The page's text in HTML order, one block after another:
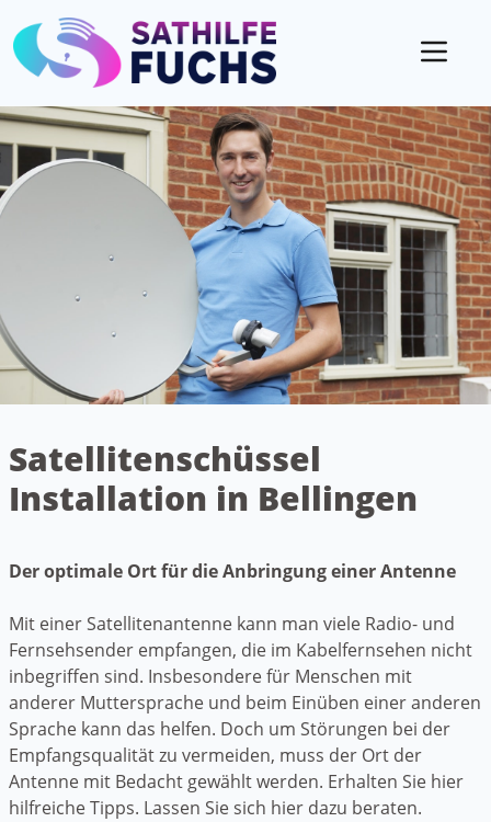
Satellitenschüssel
Installation in Bellingen
Der optimale Ort für die Anbringung einer Antenne
Mit einer Satellitenantenne kann man viele Radio- und
Fernsehsender empfangen, die im Kabelfernsehen nicht
inbegriffen sind. Insbesondere für Menschen mit
anderer Muttersprache und beim Einüben einer anderen
Sprache kann das helfen. Doch um Störungen bei der
Empfangsqualität zu vermeiden, muss der Ort der
Antenne mit Bedacht gewählt werden. Erhalten Sie hier
hilfreiche Tipps. Lassen Sie sich hier dazu beraten.